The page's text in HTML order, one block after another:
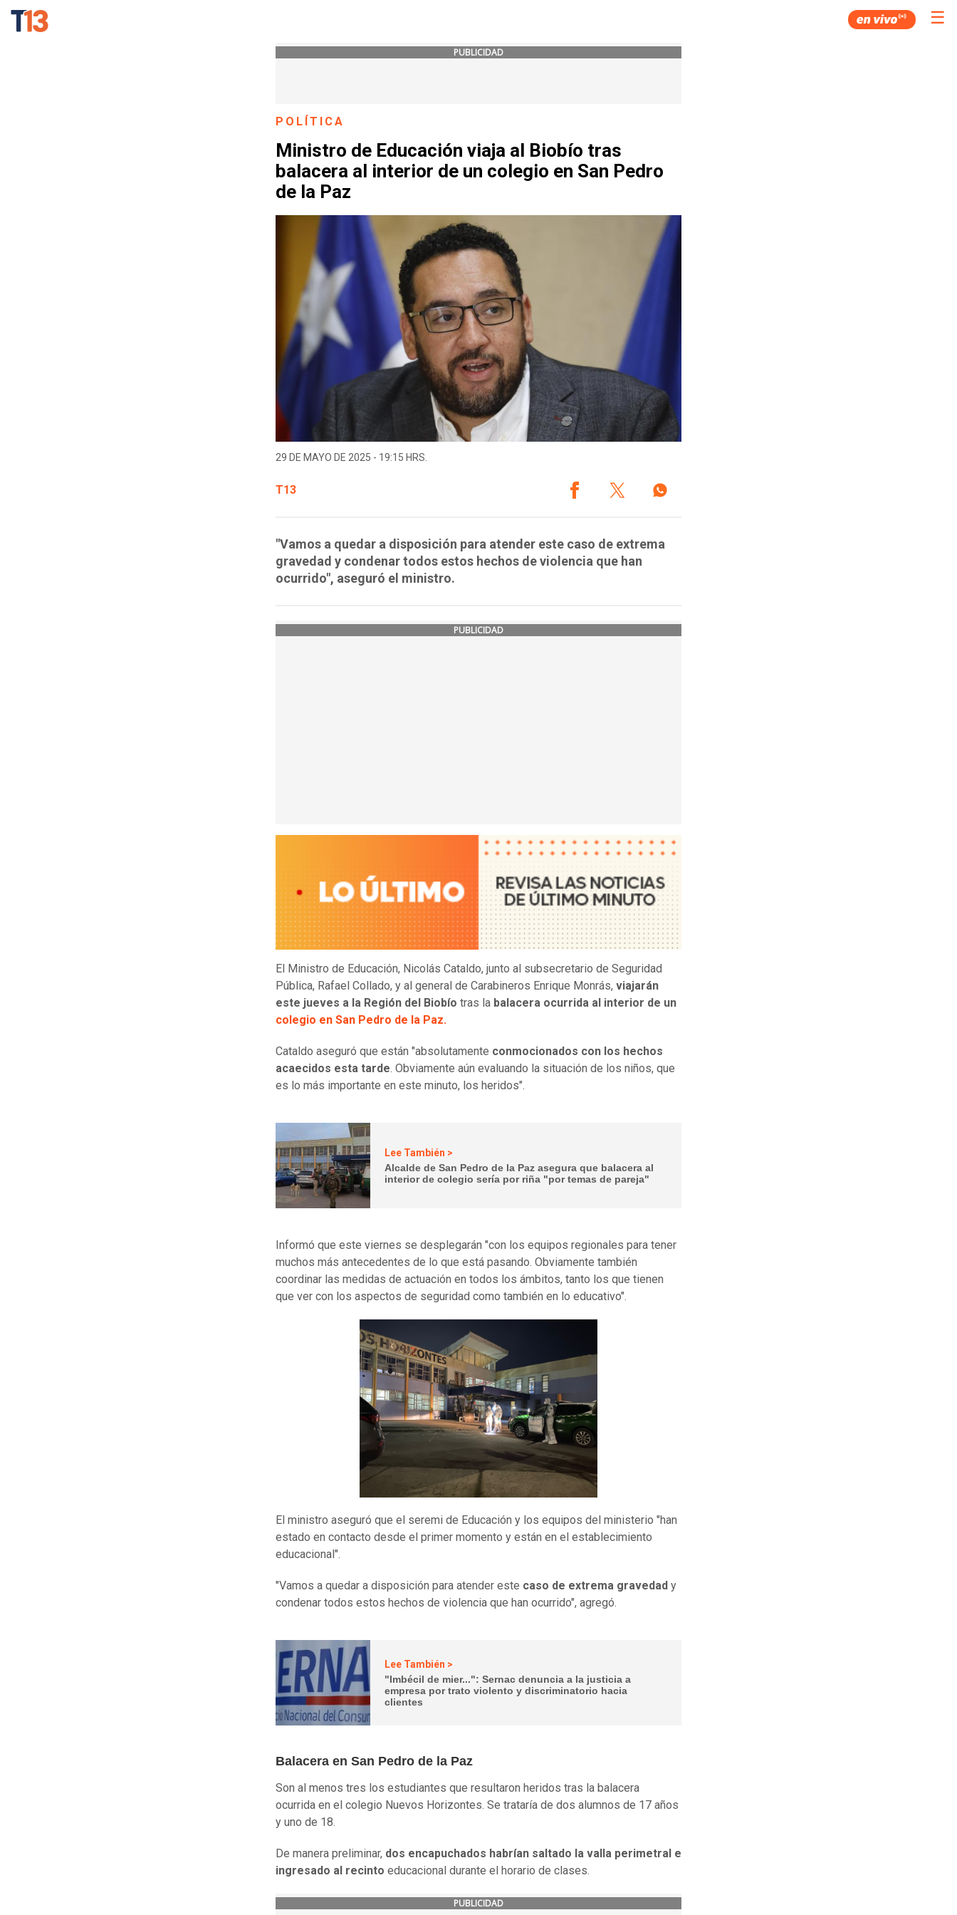
☰
PUBLICIDAD
POLÍTICA
Ministro de Educación viaja al Biobío tras
balacera al interior de un colegio en San Pedro
de la Paz
29 DE MAYO DE 2025 - 19:15 HRS.
T13
"Vamos a quedar a disposición para atender este caso de extrema
gravedad y condenar todos estos hechos de violencia que han
ocurrido", aseguró el ministro.
PUBLICIDAD
El Ministro de Educación, Nicolás Cataldo, junto al subsecretario de Seguridad
Pública, Rafael Collado, y al general de Carabineros Enrique Monrás, viajarán
este jueves a la Región del Biobío tras la balacera ocurrida al interior de un
colegio en San Pedro de la Paz.
Cataldo aseguró que están "absolutamente conmocionados con los hechos
acaecidos esta tarde. Obviamente aún evaluando la situación de los niños, que
es lo más importante en este minuto, los heridos".
Lee También >
Alcalde de San Pedro de la Paz asegura que balacera al
interior de colegio sería por riña "por temas de pareja"
Informó que este viernes se desplegarán "con los equipos regionales para tener
muchos más antecedentes de lo que está pasando. Obviamente también
coordinar las medidas de actuación en todos los ámbitos, tanto los que tienen
que ver con los aspectos de seguridad como también en lo educativo".
El ministro aseguró que el seremi de Educación y los equipos del ministerio "han
estado en contacto desde el primer momento y están en el establecimiento
educacional".
"Vamos a quedar a disposición para atender este caso de extrema gravedad y
condenar todos estos hechos de violencia que han ocurrido", agregó.
Lee También >
"Imbécil de mier...": Sernac denuncia a la justicia a
empresa por trato violento y discriminatorio hacia
clientes
Balacera en San Pedro de la Paz
Son al menos tres los estudiantes que resultaron heridos tras la balacera
ocurrida en el colegio Nuevos Horizontes. Se trataría de dos alumnos de 17 años
y uno de 18.
De manera preliminar, dos encapuchados habrían saltado la valla perimetral e
ingresado al recinto educacional durante el horario de clases.
PUBLICIDAD